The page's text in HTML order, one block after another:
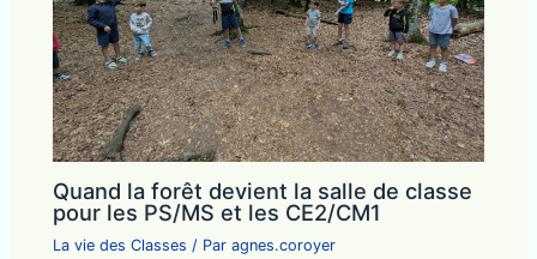
Quand la forêt devient la salle de classe
pour les PS/MS et les CE2/CM1
La vie des Classes / Paragnes.coroyer